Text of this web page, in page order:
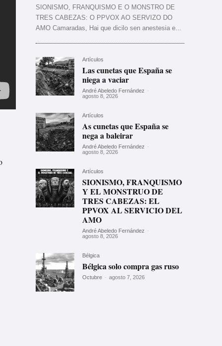
SIONISMO, FRANQUISMO E O MONSTRO DE
TRES CABEZAS: O PPVOX AO SERVIZO DO
AMO Camaradas, Hai que dicilo sen anestesia e...
Artículos
Las cunetas que España se
niega a vaciar
André Abeledo Fernández -
agosto 8, 2026
Artículos
As cunetas que España se
nega a baleirar
André Abeledo Fernández -
agosto 8, 2026
Artículos
SIONISMO, FRANQUISMO
Y EL MONSTRUO DE
TRES CABEZAS: EL
PPVOX AL SERVICIO DEL
AMO
André Abeledo Fernández -
agosto 8, 2026
Bélgica
Bélgica solo compra gas ruso
Octubre - agosto 7, 2026